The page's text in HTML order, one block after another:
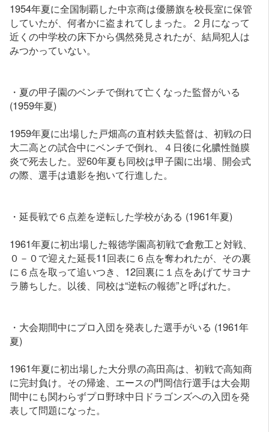
1954年夏に全国制覇した中京商は優勝旗を校長室に保管
していたが、何者かに盗まれてしまった。２月になって
近くの中学校の床下から偶然発見されたが、結局犯人は
みつかっていない。
・夏の甲子園のベンチで倒れて亡くなった監督がいる
(1959年夏)
1959年夏に出場した戸畑高の直村鉄夫監督は、初戦の日
大二高との試合中にベンチで倒れ、４日後に化膿性髄膜
炎で死去した。翌60年夏も同校は甲子園に出場、開会式
の際、選手は遺影を抱いて行進した。
・延長戦で６点差を逆転した学校がある (1961年夏)
1961年夏に初出場した報徳学園高初戦で倉敷工と対戦、
０－０で迎えた延長11回表に６点を奪われたが、その裏
に６点を取って追いつき、12回裏に１点をあげてサヨナ
ラ勝ちした。以後、同校は“逆転の報徳”と呼ばれた。
・大会期間中にプロ入団を発表した選手がいる (1961年
夏)
1961年夏に初出場した大分県の高田高は、初戦で高知商
に完封負け。その帰途、エースの門岡信行選手は大会期
間中にも関わらずプロ野球中日ドラゴンズへの入団を発
表して問題になった。